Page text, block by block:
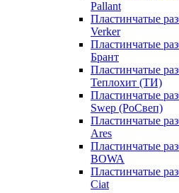
Pallant
Пластинчатые
Verker
Пластинчатые
Брант
Пластинчатые
Теплохит (ТИ)
Пластинчатые
Swep (РоСвеп)
Пластинчатые
Ares
Пластинчатые
BOWA
Пластинчатые
Ciat